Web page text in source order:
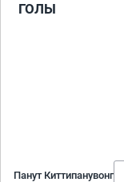
ГОЛЫ
Панут Киттипанувонг